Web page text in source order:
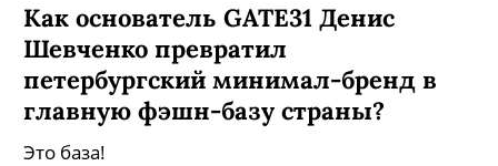
Как основатель GATE31 Денис
Шевченко превратил
петербургский минимал-бренд в
главную фэшн-базу страны?
Это база!